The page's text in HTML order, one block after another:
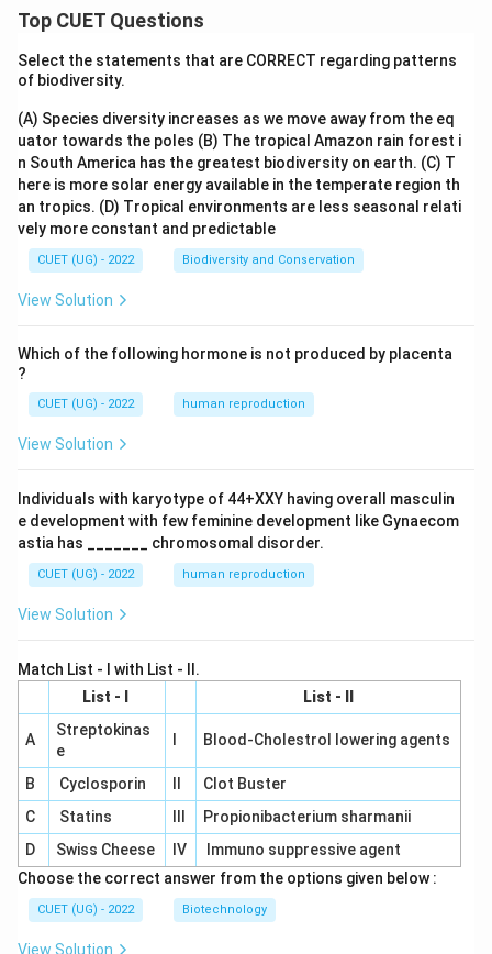
Top CUET Questions
Select the statements that are CORRECT regarding patterns
of biodiversity.
(A) Species diversity increases as we move away from the eq
uator towards the poles (B) The tropical Amazon rain forest i
n South America has the greatest biodiversity on earth. (C) T
here is more solar energy available in the temperate region th
an tropics. (D) Tropical environments are less seasonal relati
vely more constant and predictable
CUET (UG) - 2022 Biodiversity and Conservation
View Solution
Which of the following hormone is not produced by placenta
?
CUET (UG) - 2022 human reproduction
View Solution
Individuals with karyotype of 44+XXY having overall masculin
e development with few feminine development like Gynaecom
astia has _______ chromosomal disorder.
CUET (UG) - 2022 human reproduction
View Solution
Match List - I with List - II.
List - I
List - II
A
Streptokinas
e
Blood-Cholestrol lowering agents
B Cyclosporin
Clot Buster
C
Statins
Propionibacterium sharmanii
D
Swiss Cheese IV
Immuno suppressive agent
Choose the correct answer from the options given below :
CUET (UG) - 2022 Biotechnology
View Solution